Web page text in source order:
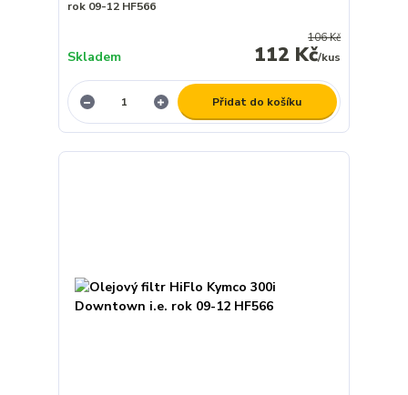
rok 09-12 HF566
106 Kč
112 Kč/kus
Skladem
Přidat do košíku